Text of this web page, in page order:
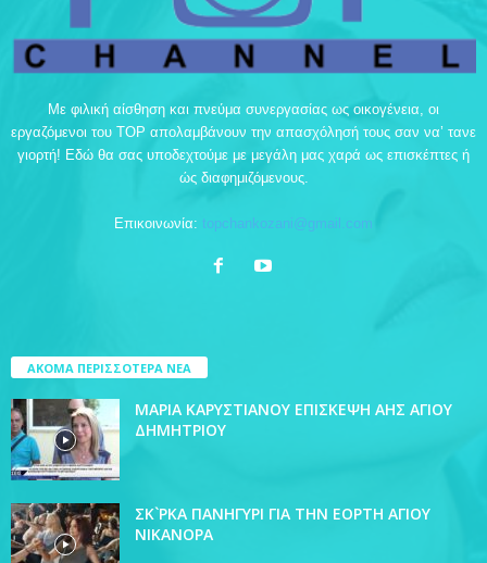
Με φιλική αίσθηση και πνεύμα συνεργασίας ως οικογένεια, οι
εργαζόμενοι του TOP απολαμβάνουν την απασχόλησή τους σαν να’ τανε
γιορτή! Εδώ θα σας υποδεχτούμε με μεγάλη μας χαρά ως επισκέπτες ή
ώς διαφημιζόμενους.
Επικοινωνία: topchankozani@gmail.com
ΑΚΟΜΑ ΠΕΡΙΣΣΟΤΕΡΑ ΝΕΑ
ΜΑΡΙΑ ΚΑΡΥΣΤΙΑΝΟΥ ΕΠΙΣΚΕΨΗ ΑΗΣ ΑΓΙΟΥ
ΔΗΜΗΤΡΙΟΥ
ΣΚ`ΡΚΑ ΠΑΝΗΓΥΡΙ ΓΙΑ ΤΗΝ ΕΟΡΤΗ ΑΓΙΟΥ
ΝΙΚΑΝΟΡΑ